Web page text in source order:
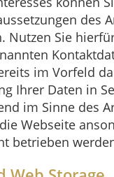
des
Nutzen Sie
im Vorfeld
Ihrer Daten in
im Sinne des
Webseite
betrieben